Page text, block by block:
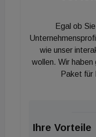
den Jahren 1969 bis
Bürogemeinschaft
aber immer getrennt
haben
Haustechnik. Erst
A3 Elektrotechnik
Egal ob
wie unser
wollen. Wir
Paket für
Ihre Vorteile